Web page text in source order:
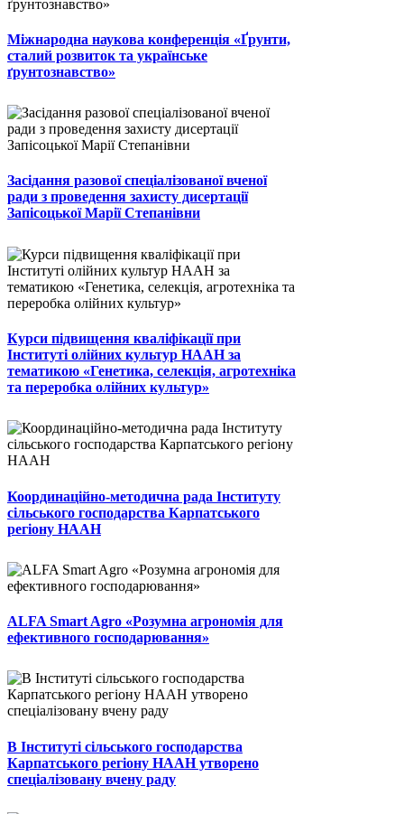
Міжнародна наукова конференція «Ґрунти,
сталий розвиток та українське
ґрунтознавство»
Засідання разової спеціалізованої вченої
ради з проведення захисту дисертації
Запісоцької Марії Степанівни
Курси підвищення кваліфікації при
Інституті олійних культур НААН за
тематикою «Генетика, селекція, агротехніка
та переробка олійних культур»
Координаційно-методична рада Інституту
сільського господарства Карпатського
регіону НААН
ALFA Smart Agro «Розумна агрономія для
ефективного господарювання»
В Інституті сільського господарства
Карпатського регіону НААН утворено
спеціалізовану вчену раду